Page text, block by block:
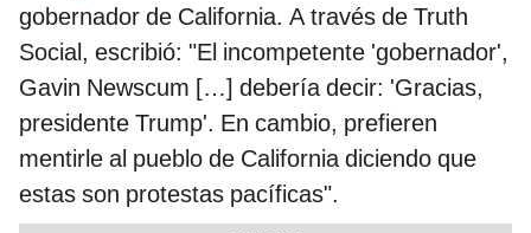
gobernador de California. A través de Truth
Social, escribió: "El incompetente 'gobernador',
Gavin Newscum […] debería decir: 'Gracias,
presidente Trump'. En cambio, prefieren
mentirle al pueblo de California diciendo que
estas son protestas pacíficas".